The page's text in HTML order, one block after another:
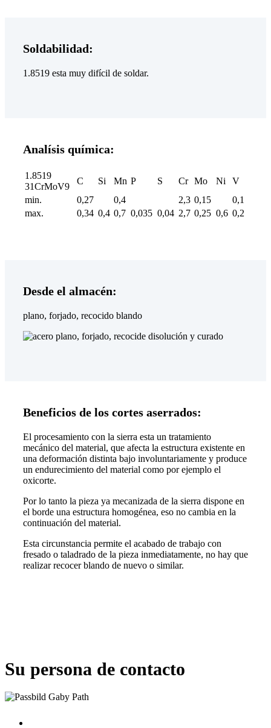
Soldabilidad:
1.8519 esta muy difícil de soldar.
Analísis química:
1.8519
31CrMoV9
C Si Mn P S Cr Mo Ni
V
min.
0,27 0,4 2,3 0,15
0,1
max.
0,34 0,4 0,7 0,035 0,04 2,7 0,25 0,6 0,2
Desde el almacén:
plano, forjado, recocido blando
Beneficios de los cortes aserrados:
El procesamiento con la sierra esta un tratamiento
mecánico del material, que afecta la estructura existente en
una deformación distinta bajo involuntariamente y produce
un endurecimiento del material como por ejemplo el
oxicorte.
Por lo tanto la pieza ya mecanizada de la sierra dispone en
el borde una estructura homogénea, eso no cambia en la
continuación del material.
Esta circunstancia permite el acabado de trabajo con
fresado o taladrado de la pieza inmediatamente, no hay que
realizar recocer blando de nuevo o similar.
Su persona de contacto